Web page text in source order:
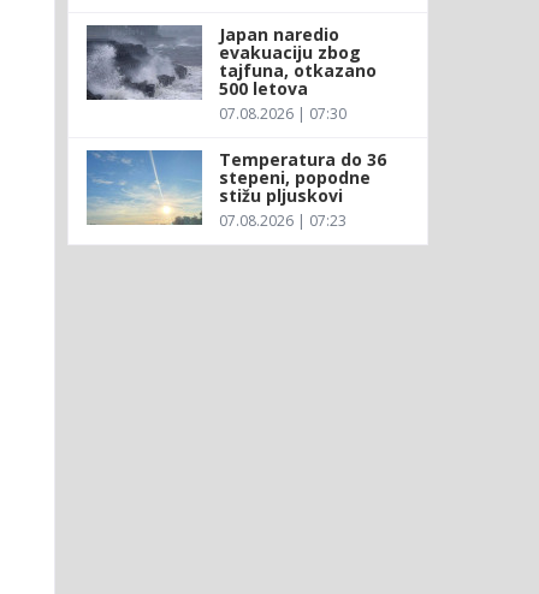
Japan naredio
evakuaciju zbog
tajfuna, otkazano
500 letova
07.08.2026 | 07:30
Temperatura do 36
stepeni, popodne
stižu pljuskovi
07.08.2026 | 07:23